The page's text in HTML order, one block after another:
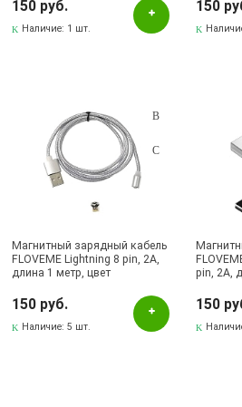
150 руб.
Наличие: 1 шт.
150
Магнитный зарядный кабель
FLOVEME Lightning 8 pin, 2A,
длина 1 метр, цвет
150 руб.
Наличие:5 шт.
pin, 2A,
150